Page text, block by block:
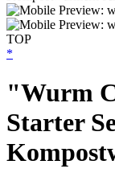
TOP
*
"Wurm
Starter